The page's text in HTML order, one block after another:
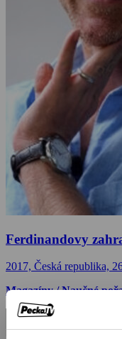
Ferdinandovy
2017, Česká republika,
Magazíny / Naučné